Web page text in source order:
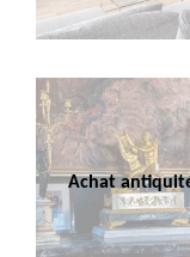
Achat